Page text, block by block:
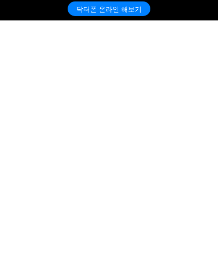
닥터폰 온라인 해보기